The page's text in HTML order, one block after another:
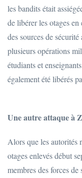
les bandits était
de libérer les otages
des sources de
plusieurs opérations
étudiants et
également été libérés
Une autre attaque à
Alors que les autorités
otages enlevés début
membres des forces